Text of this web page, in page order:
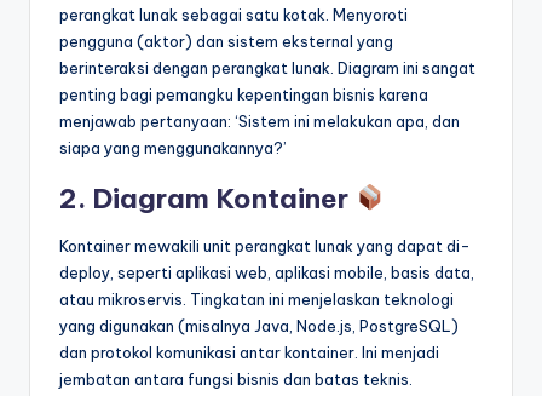
perangkat lunak sebagai satu kotak. Menyoroti
pengguna (aktor) dan sistem eksternal yang
berinteraksi dengan perangkat lunak. Diagram ini sangat
penting bagi pemangku kepentingan bisnis karena
menjawab pertanyaan: ‘Sistem ini melakukan apa, dan
siapa yang menggunakannya?’
2. Diagram Kontainer
Kontainer mewakili unit perangkat lunak yang dapat di-
deploy, seperti aplikasi web, aplikasi mobile, basis data,
atau mikroservis. Tingkatan ini menjelaskan teknologi
yang digunakan (misalnya Java, Node.js, PostgreSQL)
dan protokol komunikasi antar kontainer. Ini menjadi
jembatan antara fungsi bisnis dan batas teknis.